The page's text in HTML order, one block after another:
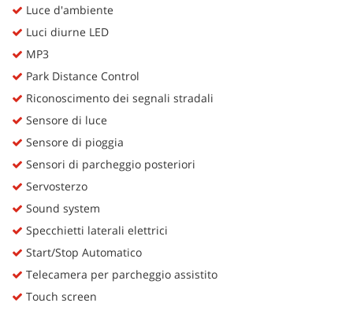
Luce d'ambiente
Luci diurne LED
MP3
Park Distance Control
Riconoscimento dei segnali stradali
Sensore di luce
Sensore di pioggia
Sensori di parcheggio posteriori
Servosterzo
Sound system
Specchietti laterali elettrici
Start/Stop Automatico
Telecamera per parcheggio assistito
Touch screen